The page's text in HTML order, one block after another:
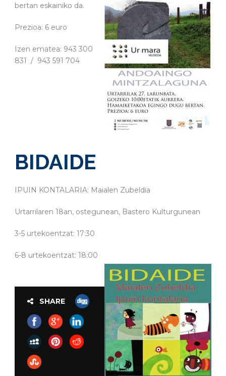
bertan eskainiko da.
Prezioa: 6 euro
Izen ematea: 943 300
831 / 943 591 704
BIDAIDE
IPUIN KONTALARIA: Maialen Zubeldia
Urtarrilaren 18an, ostegunean, Bastero Kulturgunean
3-5 urtekoentzat: 17:30
6-8 urtekoentzat: 18:00
SHARE